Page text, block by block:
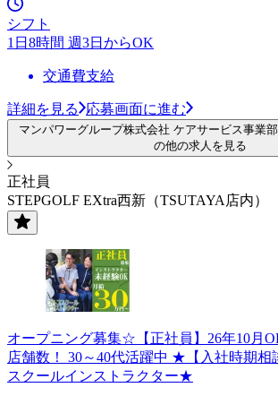
シフト
1日8時間 週3日からOK
交通費支給
詳細を見る 応募画面に進む
マンパワーグループ株式会社 ケアサービス事業
の他の求人を見る
正社員
STEPGOLF EXtra西新（TSUTAYA店内）
オープニング募集☆【正社員】26年10月
店舗数！ 30～40代活躍中 ★【入社時期
スクールインストラクター★